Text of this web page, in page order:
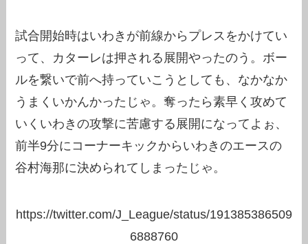
試合開始時はいわきが前線からプレスをかけてい
って、カターレは押される展開やったのう。ボー
ルを繋いで前へ持っていこうとしても、なかなか
うまくいかんかったじゃ。奪ったら素早く攻めて
いくいわきの攻撃に苦慮する展開になってよぉ、
前半9分にコーナーキックからいわきのエースの
谷村海那に決められてしまったじゃ。
https://twitter.com/J_League/status/191385386509
6888760